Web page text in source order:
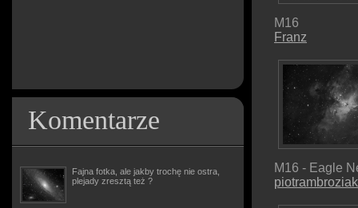
Komentarze
Fajna fotka, ale jakby trochę nie ostra,
plejady zresztą też ?
M16
Franz
M16 - Eagle
piotrambroziak